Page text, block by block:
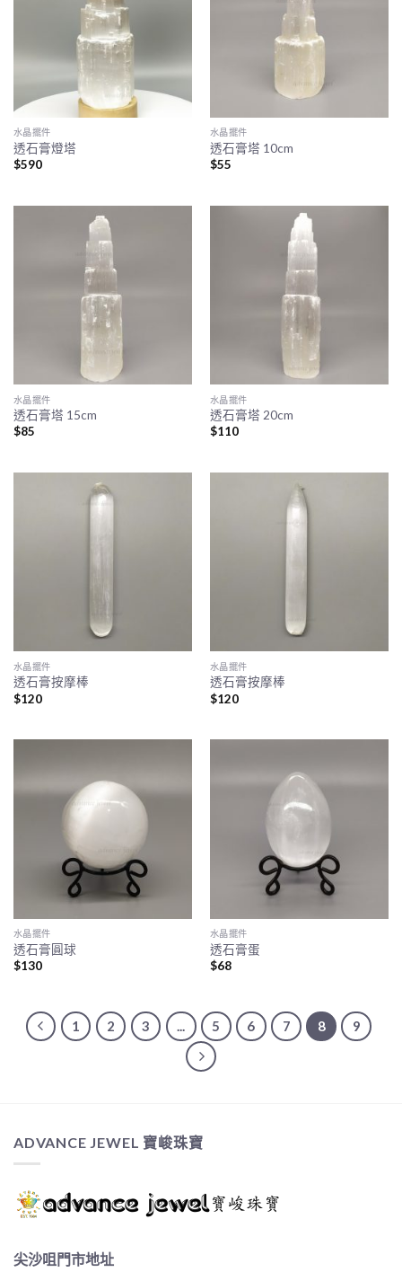
水晶擺件
透石膏燈塔
$590
水晶擺件
透石膏塔 10cm
$55
水晶擺件
透石膏塔 15cm
$85
水晶擺件
透石膏塔 20cm
$110
水晶擺件
透石膏按摩棒
$120
水晶擺件
透石膏按摩棒
$120
水晶擺件
透石膏圓球
$130
水晶擺件
透石膏蛋
$68
1 2 3 5 6 7 8 9
ADVANCE JEWEL 寶峻珠寶
尖沙咀門市地址